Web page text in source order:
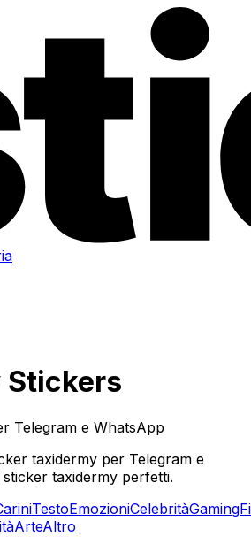
Telegram e WhatsApp
taxidermy per Telegram e
taxidermy perfetti.
TestoEmozioniCelebritàGaming
ArteAltro